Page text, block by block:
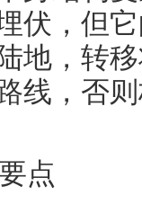
伏，但
地，转
线，否
点